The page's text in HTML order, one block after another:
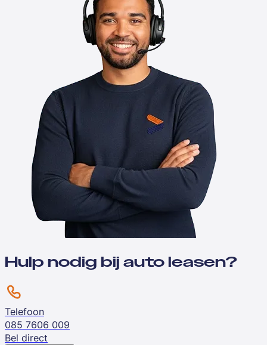
Hulp nodig bij auto leasen?
Telefoon
085 7606 009
Bel direct